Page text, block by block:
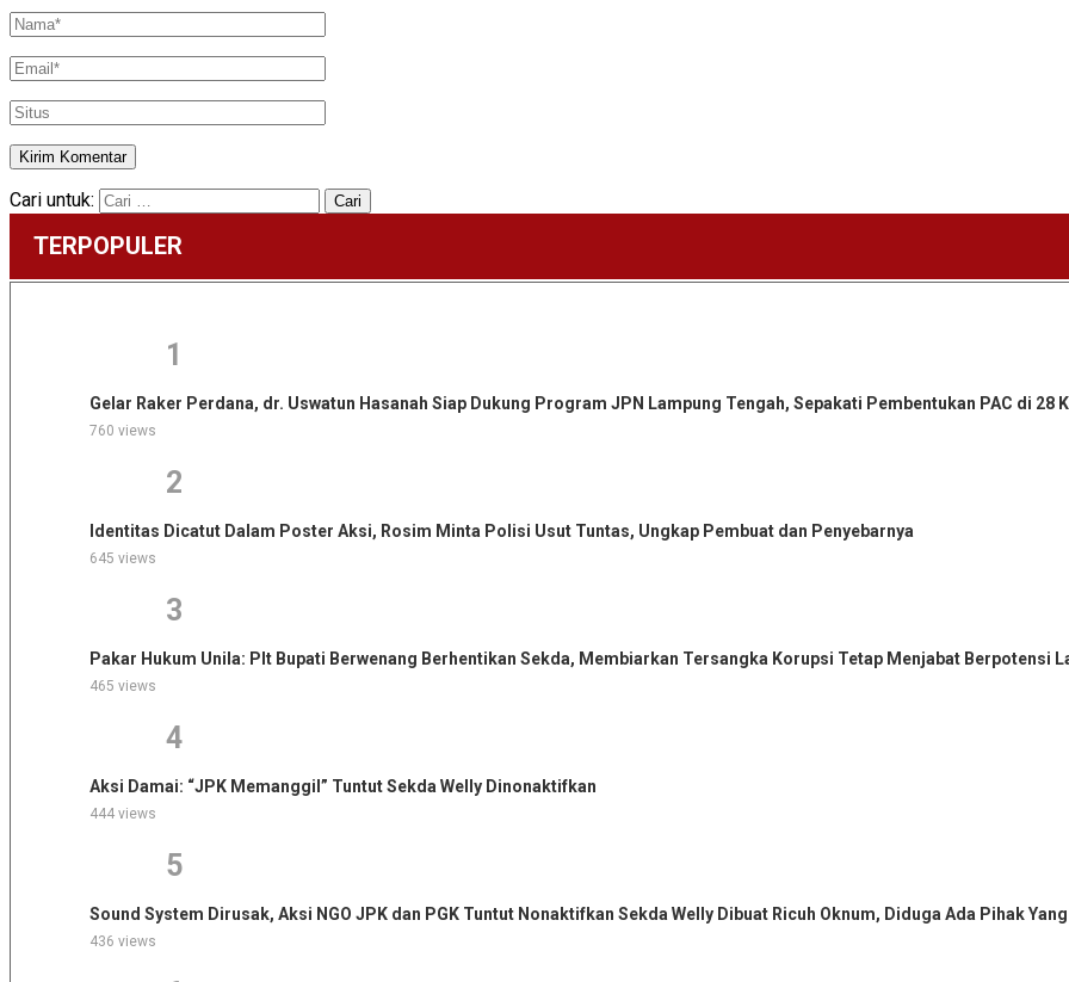
Cari untuk:
TERPOPULER
1
Gelar Raker Perdana, dr. Uswatun Hasanah Siap Dukung Program JPN Lampung Tengah, Sepakati Pembentukan PAC di 28
760 views
2
Identitas Dicatut Dalam Poster Aksi, Rosim Minta Polisi Usut Tuntas, Ungkap Pembuat dan Penyebarnya
645 views
3
Pakar Hukum Unila: Plt Bupati Berwenang Berhentikan Sekda, Membiarkan Tersangka Korupsi Tetap Menjabat Berpotensi
465 views
4
Aksi Damai: “JPK Memanggil” Tuntut Sekda Welly Dinonaktifkan
444 views
5
Sound System Dirusak, Aksi NGO JPK dan PGK Tuntut Nonaktifkan Sekda Welly Dibuat Ricuh Oknum, Diduga Ada Pihak
436 views